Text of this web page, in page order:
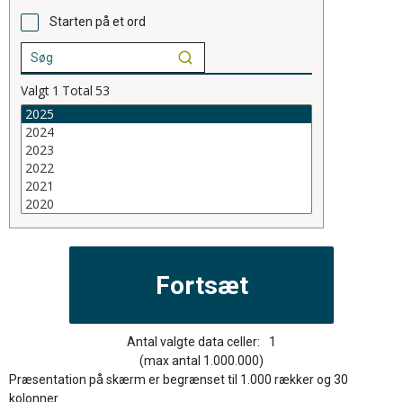
Starten på et ord
Valgt 1 Total 53
Antal valgte data celler:
1
(max antal 1.000.000)
Præsentation på skærm er begrænset til 1.000 rækker og 30
kolonner